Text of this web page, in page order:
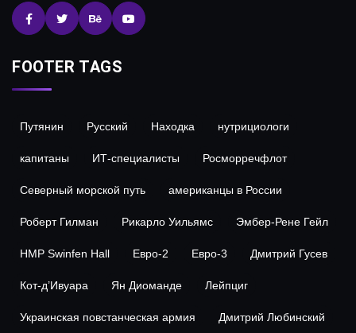
FOOTER TAGS
Путянин Русский Находка нутрициологи
капитаны ИТ-специалисты Росморречфлот
Северный морской путь американцы в России
Роберт Гилман Рикарло Уильямс Эмбер-Рене Гейл
HMP Swinfen Hall Евро-2 Евро-3 Дмитрий Гусев
Кот-д’Ивуара Ян Диоманде Лейпциг
Украинская повстанческая армия Дмитрий Любинский